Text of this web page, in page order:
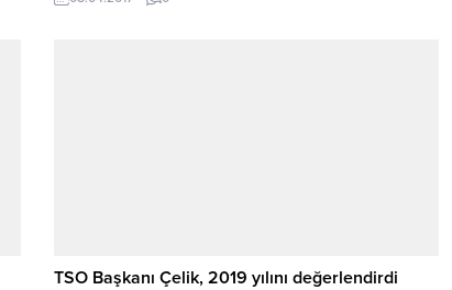
TSO Başkanı Çelik, 2019 yılını değerlendirdi